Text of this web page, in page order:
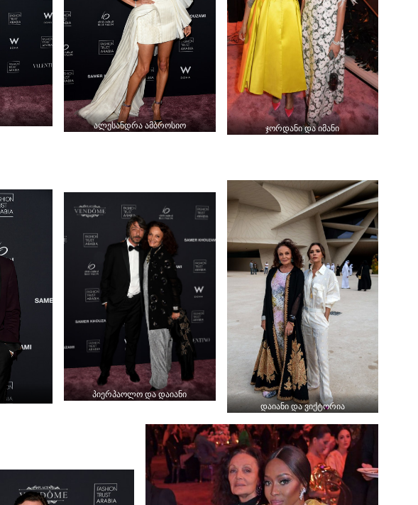
ალესანდრა ამბროსიო ჯორდანი და იმანი
პიერპაოლო და დაიანი
დაიანი და ვიქტორია